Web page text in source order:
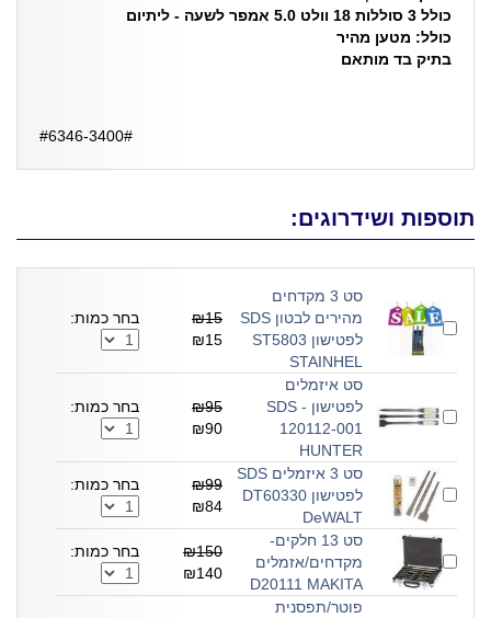
כולל 3 סוללות 18 וולט 5.0 אמפר לשעה - ליתיום
כולל: מטען מהיר
בתיק בד מותאם
#6346-3400#
תוספות ושידרוגים:
סט 3 מקדחים
מהירים לבטון SDS
לפטישון ST5803
STAINHEL
₪15
בחר כמות:
סט איזמלים
לפטישון - SDS
120112-001
HUNTER
₪95
בחר כמות:
סט 3 איזמלים SDS
לפטישון DT60330
DeWALT
₪99
בחר כמות:
סט 13 חלקים-
מקדחים/אזמלים
D20111 MAKITA
₪150
בחר כמות:
פוטר/תפסנית